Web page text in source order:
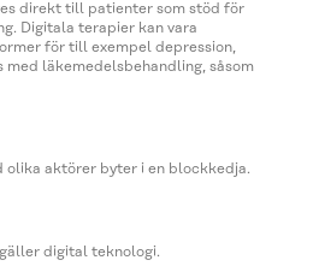
direkt till patienter som stöd för
Digitala terapier kan vara
för till exempel depression,
läkemedelsbehandling, såsom
olika aktörer byter i en blockkedja.
digital teknologi.